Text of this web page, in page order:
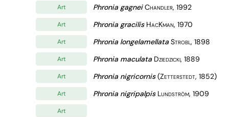
Art Phronia gagnei Chandler, 1992
Art Phronia gracilis HacKman, 1970
Art Phronia longelamellata Strobl, 1898
Art Phronia maculata Dziedzicki, 1889
Art Phronia nigricornis (Zetterstedt, 1852)
Art Phronia nigripalpis Lundström, 1909
Art